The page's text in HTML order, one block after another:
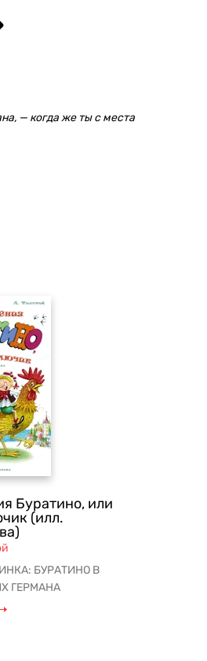
— когда же ты с места
Буратино, или
(илл.
БУРАТИНО В
ГЕРМАНА
и